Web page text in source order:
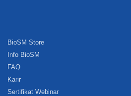
BioSM Store
Info BioSM
FAQ
Karir
Sertifikat Webinar